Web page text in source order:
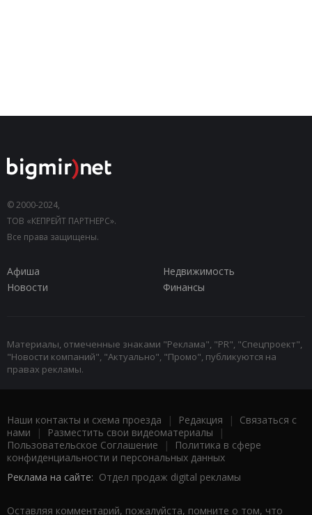
© 2000-2024,
ТОВ «КЕПРЕЙТ ПАРТНЕРС».
Все права защищены.
Афиша
Недвижимость
Новости
Финансы
Материалы, отмеченные знаками "Реклама", "PR", "Спецпроект",
"Новости компаний", "Актуально", "Промо", публикуются на
правах рекламы.
Наши контакты и схема проезда | Редакция | Связаться с
нами | Разместить свои видеоматериалы |
Пользовательское Соглашение |
Политика в сфере
конфиденциальности и персональных данных
Реклама на сайте: Отдел продаж digital рекламы
Оставляя комментарий, пожалуйста, помните о том, что